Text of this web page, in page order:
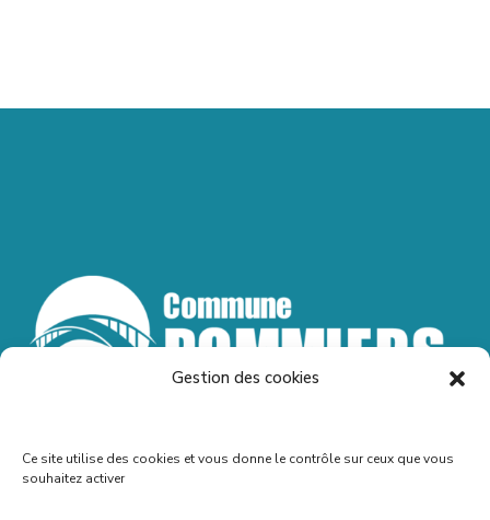
Gestion des cookies
Ce site utilise des cookies et vous donne le contrôle sur ceux que vous
souhaitez activer